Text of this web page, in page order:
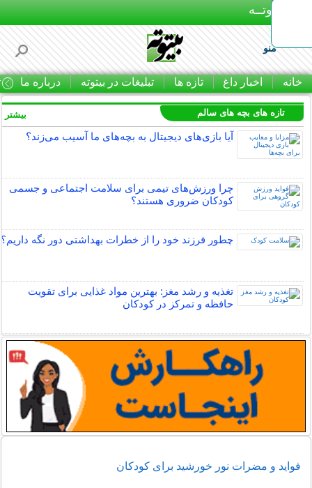
بـیتوتــه
منو
خانه اخبار داغ تازه ها تبلیغات در بیتوته درباره ما
تازه های بچه های سالم
آیا بازی‌های دیجیتال به بچه‌های ما آسیب می‌زند؟
چرا ورزش‌های تیمی برای سلامت اجتماعی و جسمی
کودکان ضروری هستند؟
چطور فرزند خود را از خطرات بهداشتی دور نگه داریم؟
تغذیه و رشد مغز: بهترین مواد غذایی برای تقویت
حافظه و تمرکز در کودکان
بیشتر
فواید و مضرات نور خورشید برای کودکان